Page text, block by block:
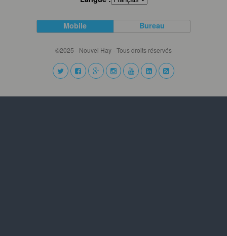
Mobile Bureau
©2025 - Nouvel Hay - Tous droits réservés